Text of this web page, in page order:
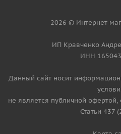
2026 © Интернет-
ИП Кравченко
ИНН
Данный сайт носит
не является публичной
Статьи 437